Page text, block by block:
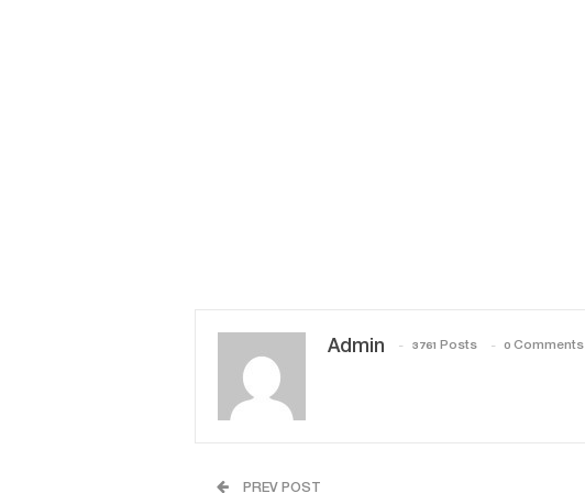
Admin 3761 Posts 0 Comments
PREV POST